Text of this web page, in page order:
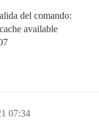
del comando:
available
07:34